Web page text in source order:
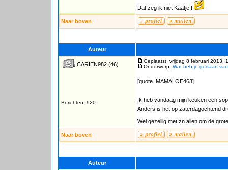
Dat zeg ik niet Kaatje!!
Naar boven
Auteur
CARIEN982 (46)
Berichten: 920
Geplaatst: vrijdag 8 februari 2013,
Onderwerp: Wat heb je gedaan
[quote=MAMALOE463]
Ik heb vandaag mijn keuken een
Anders is het op zaterdagochtend
Wel gezellig met zn allen om de
Naar boven
Auteur